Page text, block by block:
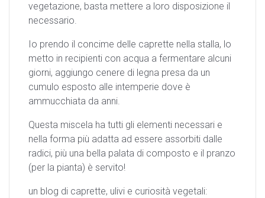
vegetazione, basta mettere a loro disposizione il
necessario.
Io prendo il concime delle caprette nella stalla, lo
metto in recipienti con acqua a fermentare alcuni
giorni, aggiungo cenere di legna presa da un
cumulo esposto alle intemperie dove è
ammucchiata da anni.
Questa miscela ha tutti gli elementi necessari e
nella forma più adatta ad essere assorbiti dalle
radici, più una bella palata di composto e il pranzo
(per la pianta) è servito!
un blog di caprette, ulivi e curiosità vegetali: